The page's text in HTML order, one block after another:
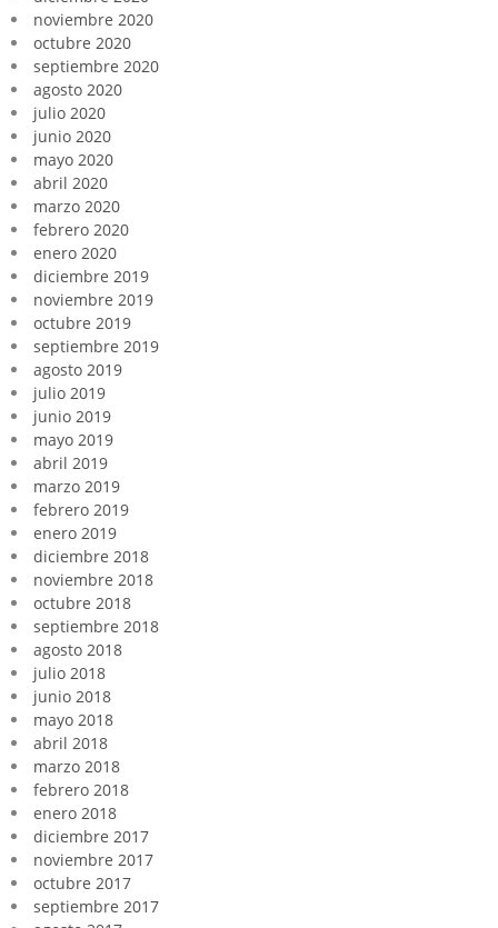
noviembre 2020
octubre 2020
septiembre 2020
agosto 2020
julio 2020
junio 2020
mayo 2020
abril 2020
marzo 2020
febrero 2020
enero 2020
diciembre 2019
noviembre 2019
octubre 2019
septiembre 2019
agosto 2019
julio 2019
junio 2019
mayo 2019
abril 2019
marzo 2019
febrero 2019
enero 2019
diciembre 2018
noviembre 2018
octubre 2018
septiembre 2018
agosto 2018
julio 2018
junio 2018
mayo 2018
abril 2018
marzo 2018
febrero 2018
enero 2018
diciembre 2017
noviembre 2017
octubre 2017
septiembre 2017